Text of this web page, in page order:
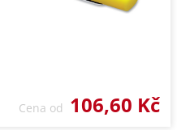
Cena od 106,60 Kč